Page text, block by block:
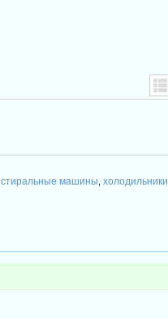
,стиральные машины ,холодильники